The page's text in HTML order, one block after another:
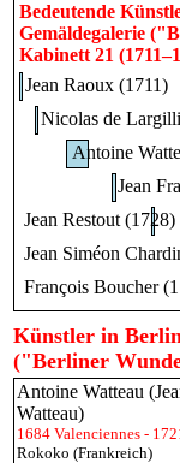
Bedeutende
Gemäldegalerie
Kabinett 21
Jean Raoux (1711)
Nicolas de
Antoine
Jean
Jean Restout (1728)
Jean Siméon
François Boucher
Künstler in
("Berliner
Antoine Watteau
Watteau)
1684 Valenciennes -
Rokoko (Frankreich)